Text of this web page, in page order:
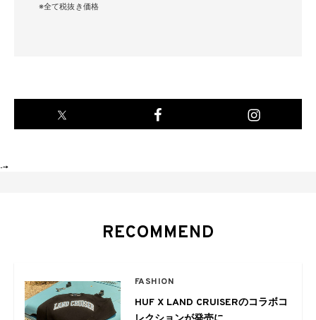
※全て税抜き価格
-->
RECOMMEND
FASHION
HUF X LAND CRUISERのコラボコ